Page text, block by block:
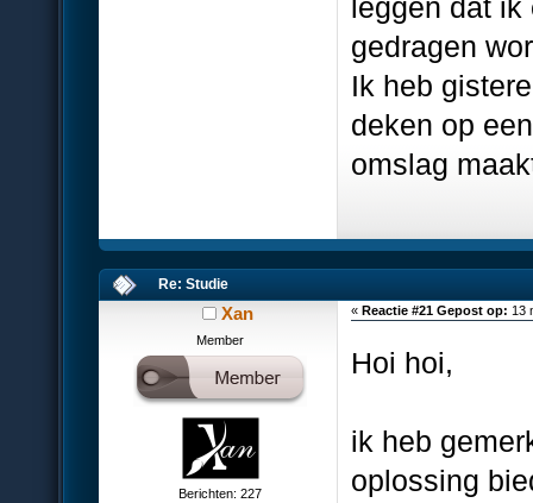
leggen dat
gedragen
Ik heb
deken op
omslag
Re: Studie
Xan
Member
Berichten: 227
«Reactie #21 Gepost op: 13
Hoi hoi,
ik heb
oplossing